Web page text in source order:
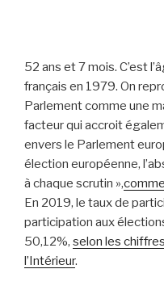
52 ans et 7 mois. C’est
français en 1979. On
Parlement comme une
facteur qui accroit
envers le Parlement
élection européenne,
à chaque scrutin »,
En 2019, le taux de
participation aux
50,12%, selon les
l’Intérieur.